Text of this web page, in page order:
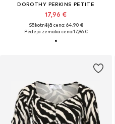
DOROTHY PERKINS PETITE
17,96 €
Sākotnējā cena: 64,90 €
Pēdējā zemākā cena:17,96 €